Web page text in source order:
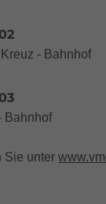
- Bahnhof
Bahnhof
Sie unter